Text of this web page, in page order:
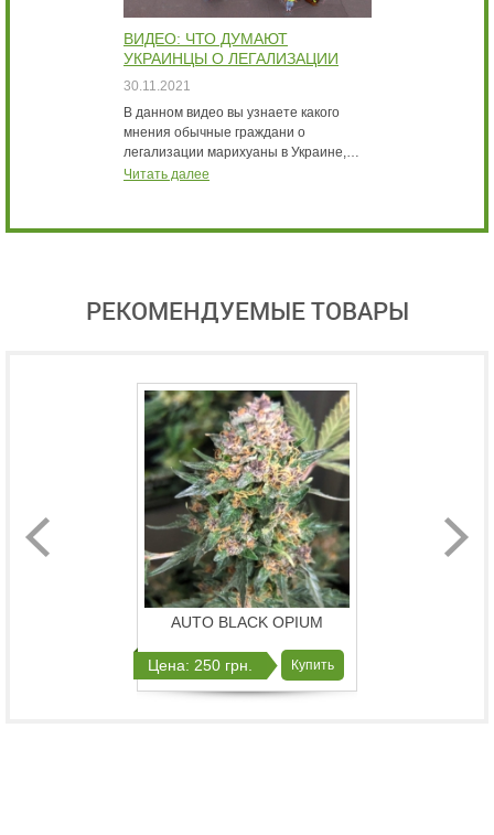
ВИДЕО: ЧТО ДУМАЮТ
УКРАИНЦЫ О ЛЕГАЛИЗАЦИИ
МАРИХУАНЫ ИНТЕРВЬЮ
30.11.2021
В данном видео вы узнаете какого
мнения обычные граждани о
легализации марихуаны в Украине,…
Читать далее
РЕКОМЕНДУЕМЫЕ ТОВАРЫ
AUTO BLACK OPIUM
Цена: 250 грн. Купить